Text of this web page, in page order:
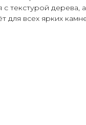
текстурой дерева,
для всех ярких